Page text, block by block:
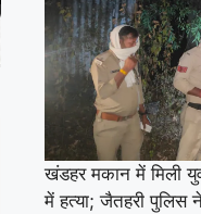
खंडहर मकान में मिली
में हत्या; जैतहरी पुलिस